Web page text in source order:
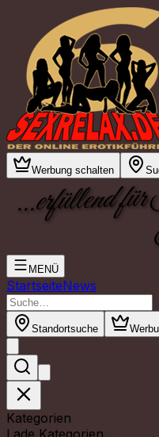
Werbung schalten
...erfüllend
MENÜ
StartseiteNews
Standortsuche
Kategorien
Lade Kategorien...